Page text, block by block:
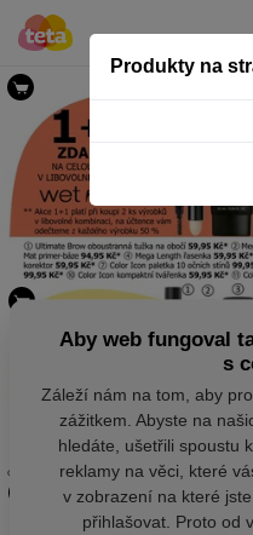
Produkty na
Aby web fungoval
s
Záleží nám na tom, aby
zážitkem. Abyste na
hledáte, ušetřili spoustu
reklamy na věci, které
v zobrazení na které
přihlašovat. Proto od